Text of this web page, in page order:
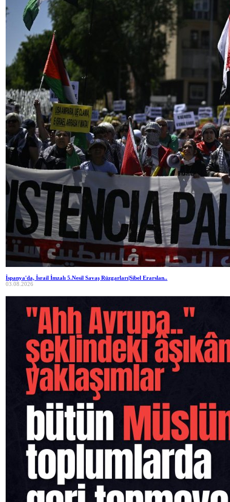
İspanya'da, İsrail İmzalı 5.Nesil Savaş Rüzgarları|Sibel Erarslan..
03.08.2026